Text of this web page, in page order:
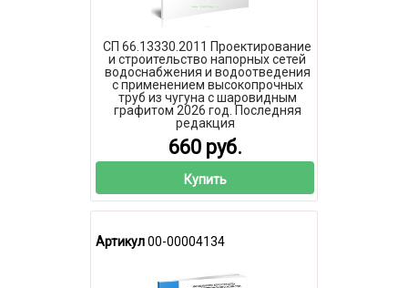
СП 66.13330.2011 Проектирование
и строительство напорных сетей
водоснабжения и водоотведения
с применением высокопрочных
труб из чугуна с шаровидным
графитом 2026 год. Последняя
редакция
660 руб.
Купить
Артикул00-00004134